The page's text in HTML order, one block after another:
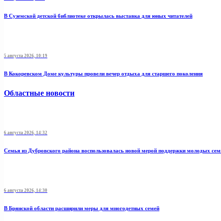
В Суземской детской библиотеке открылась выставка для юных читателей
5 августа 2026, 10:19
В Кокоревском Доме культуры провели вечер отдыха для старшего поколения
Областные новости
6 августа 2026, 14:32
Семья из Дубровского района воспользовалась новой мерой поддержки молодых
6 августа 2026, 14:30
В Брянской области расширили меры для многодетных семей